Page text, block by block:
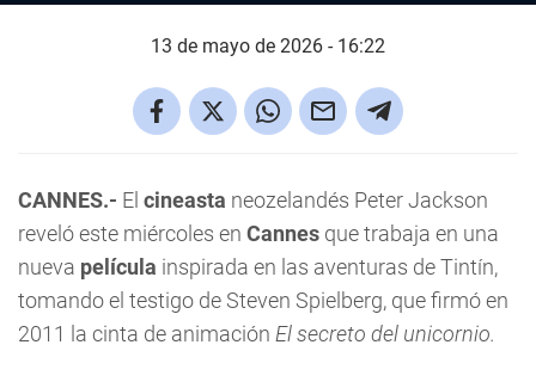
13 de mayo de 2026 - 16:22
CANNES.- El cineasta neozelandés Peter Jackson
reveló este miércoles en Cannes que trabaja en una
nueva película inspirada en las aventuras de Tintín,
tomando el testigo de Steven Spielberg, que firmó en
2011 la cinta de animación El secreto del unicornio.